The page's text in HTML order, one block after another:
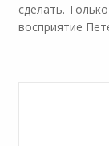
сделать.
восприятие